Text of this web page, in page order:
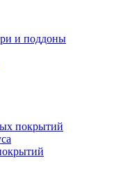
и поддоны
покрытий